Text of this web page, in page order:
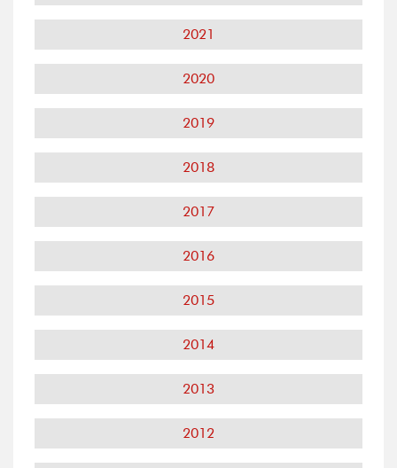
2021
2020
2019
2018
2017
2016
2015
2014
2013
2012